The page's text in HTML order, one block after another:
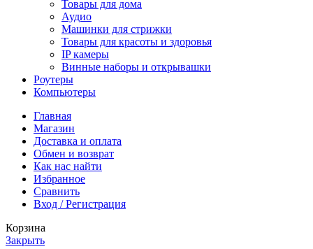
Товары для дома
Аудио
Машинки для стрижки
Товары для красоты и здоровья
IP камеры
Винные наборы и открывашки
Роутеры
Компьютеры
Главная
Магазин
Доставка и оплата
Обмен и возврат
Как нас найти
Избранное
Сравнить
Вход / Регистрация
Корзина
Закрыть